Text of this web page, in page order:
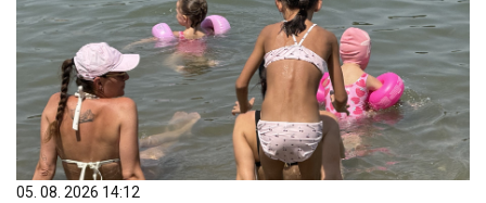
05. 08. 2026 14:12